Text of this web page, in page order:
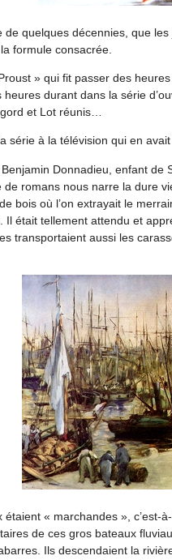
de quelques décennies, que
formule consacrée.
» qui fit passer des
durant dans la série
et Lot réunis…
série à la télévision qui en
Donnadieu, enfant de
romans nous narre la dure
bois où l’on extrayait le
Il était tellement attendu et
transportaient aussi les
étaient « marchandes », c’est-
de ces gros bateaux
Ils descendaient la